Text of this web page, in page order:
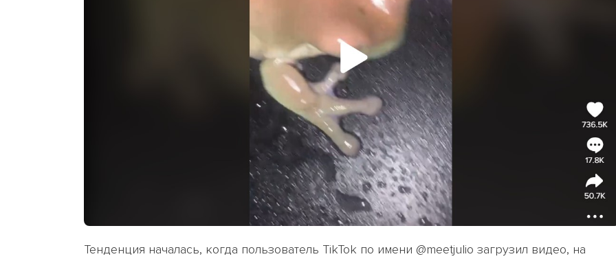
Тенденция началась, когда пользователь TikTok по имени @meetjulio загрузил видео, на